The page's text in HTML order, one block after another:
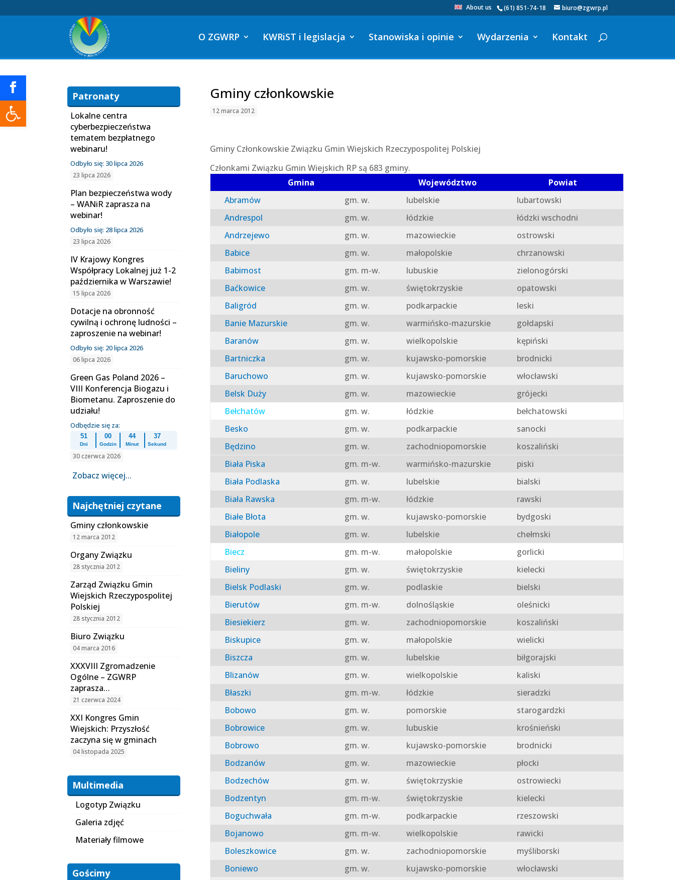
Otwórz pasek narzędzi
(61) 851-74-18 biuro@zgwrp.pl
About us
O ZGWRP KWRiST i legislacja Stanowiska i opinie Wydarzenia Kontakt
Gminy członkowskie
12 marca 2012
Gminy Członkowskie Związku Gmin Wiejskich Rzeczypospolitej Polskiej
Członkami Związku Gmin Wiejskich RP są 683 gminy.
Gmina
Województwo
Powiat
Abramów
gm. w. lubelskie
lubartowski
Andrespol
gm. w. łódzkie
łódzki wschodni
Andrzejewo
gm. w. mazowieckie
ostrowski
Babice
gm. w. małopolskie
chrzanowski
Babimost
gm. m-w. lubuskie
zielonogórski
Baćkowice
gm. w. świętokrzyskie
opatowski
Baligród
gm. w. podkarpackie
leski
Banie Mazurskie
gm. w. warmińsko-mazurskie
gołdapski
Baranów
gm. w. wielkopolskie
kępiński
Bartniczka
gm. w. kujawsko-pomorskie
brodnicki
Baruchowo
gm. w. kujawsko-pomorskie
włocławski
Belsk Duży
gm. w. mazowieckie
grójecki
Bełchatów
gm. w. łódzkie
bełchatowski
Besko
gm. w. podkarpackie
sanocki
Będzino
gm. w. zachodniopomorskie
koszaliński
Biała Piska
gm. m-w. warmińsko-mazurskie
piski
Biała Podlaska
gm. w. lubelskie
bialski
Biała Rawska
gm. m-w. łódzkie
rawski
Białe Błota
gm. w. kujawsko-pomorskie
bydgoski
Białopole
gm. w. lubelskie
chełmski
Biecz
gm. m-w. małopolskie
gorlicki
Bieliny
gm. w. świętokrzyskie
kielecki
Bielsk Podlaski
gm. w. podlaskie
bielski
Bierutów
gm. m-w. dolnośląskie
oleśnicki
Biesiekierz
gm. w. zachodniopomorskie
koszaliński
Biskupice
gm. w. małopolskie
wielicki
Biszcza
gm. w. lubelskie
biłgorajski
Blizanów
gm. w. wielkopolskie
kaliski
Błaszki
gm. m-w. łódzkie
sieradzki
Bobowo
gm. w. pomorskie
starogardzki
Bobrowice
gm. w. lubuskie
krośnieński
Bobrowo
gm. w. kujawsko-pomorskie
brodnicki
Bodzanów
gm. w. mazowieckie
płocki
Bodzechów
gm. w. świętokrzyskie
ostrowiecki
Bodzentyn
gm. m-w. świętokrzyskie
kielecki
Boguchwała
gm. m-w. podkarpackie
rzeszowski
Bojanowo
gm. m-w. wielkopolskie
rawicki
Boleszkowice
gm. w. zachodniopomorskie
myśliborski
Boniewo
gm. w. kujawsko-pomorskie
włocławski
Patronaty
Lokalne centra
cyberbezpieczeństwa
tematem bezpłatnego
webinaru!
Odbyło się: 30 lipca 2026
23 lipca 2026
Plan bezpieczeństwa wody
– WANiR zaprasza na
webinar!
Odbyło się: 28 lipca 2026
23 lipca 2026
IV Krajowy Kongres
Współpracy Lokalnej już 1-2
października w Warszawie!
15 lipca 2026
Dotacje na obronność
cywilną i ochronę ludności –
zaproszenie na webinar!
Odbyło się: 20 lipca 2026
06 lipca 2026
Green Gas Poland 2026 –
VIII Konferencja Biogazu i
Biometanu. Zaproszenie do
udziału!
Odbędzie się za:
51
Dni
00
Godzin
44
Minut
37
Sekund
30 czerwca 2026
Zobacz więcej...
Najchętniej czytane
Gminy członkowskie
12 marca 2012
Organy Związku
28 stycznia 2012
Zarząd Związku Gmin
Wiejskich Rzeczypospolitej
Polskiej
28 stycznia 2012
Biuro Związku
04 marca 2016
XXXVIII Zgromadzenie
Ogólne – ZGWRP
zaprasza…
21 czerwca 2024
XXI Kongres Gmin
Wiejskich: Przyszłość
zaczyna się w gminach
04 listopada 2025
Multimedia
Logotyp Związku
Galeria zdjęć
Materiały filmowe
Gościmy